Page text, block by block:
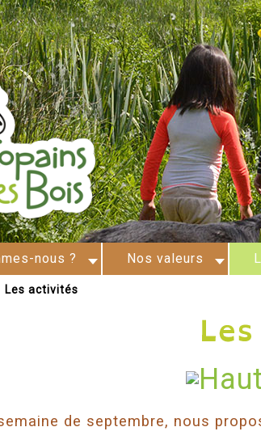
nous ? Nos valeurs
Les activités
de septembre, nous